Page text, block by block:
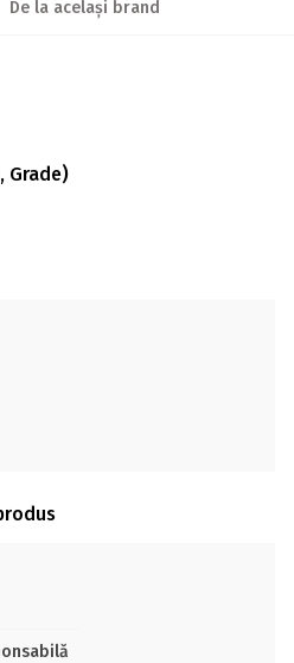
De la același brand
Grade)